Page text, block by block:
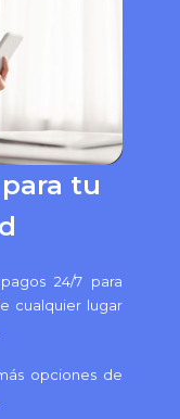
tu
24/7 para
cualquier lugar
opciones de